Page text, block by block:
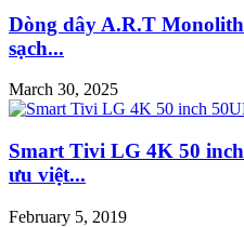
Dòng dây A.R.T
sạch...
March 30, 2025
Smart Tivi LG 4K 50
ưu việt...
February 5, 2019